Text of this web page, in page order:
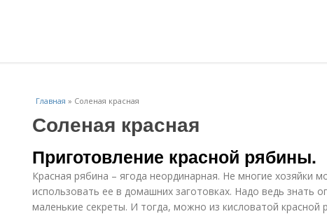
Главная » Соленая красная
Соленая красная
Приготовление красной рябины.
Красная рябина – ягода неординарная. Не многие хозяйки
использовать ее в домашних заготовках. Надо ведь знать
маленькие секреты. И тогда, можно из кисловатой красной